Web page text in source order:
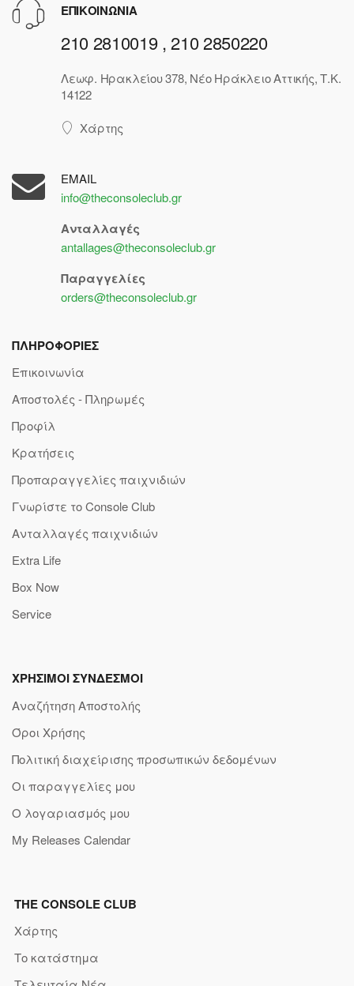
ΕΠΙΚΟΙΝΩΝΙΑ
210 2810019 , 210 2850220
Λεωφ. Ηρακλείου 378, Νέο Ηράκλειο Αττικής, Τ.Κ.
14122
Χάρτης
EMAIL
info@theconsoleclub.gr
Ανταλλαγές
antallages@theconsoleclub.gr
Παραγγελίες
orders@theconsoleclub.gr
ΠΛΗΡΟΦΟΡΙΕΣ
Επικοινωνία
Αποστολές - Πληρωμές
Προφίλ
Κρατήσεις
Προπαραγγελίες παιχνιδιών
Γνωρίστε το Console Club
Ανταλλαγές παιχνιδιών
Extra Life
Box Now
Service
ΧΡΗΣΙΜΟΙ ΣΥΝΔΕΣΜΟΙ
Αναζήτηση Αποστολής
Όροι Χρήσης
Πολιτική διαχείρισης προσωπικών δεδομένων
Οι παραγγελίες μου
Ο λογαριασμός μου
My Releases Calendar
THE CONSOLE CLUB
Χάρτης
Το κατάστημα